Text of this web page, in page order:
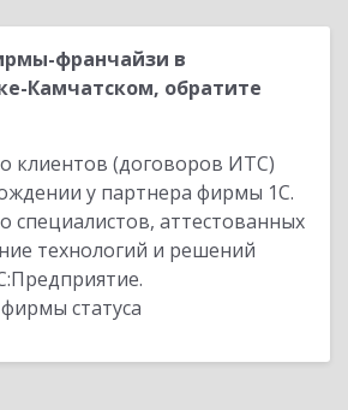
франчайзи в
Камчатском, обратите
клиентов (договоров ИТС)
у партнера фирмы 1С.
специалистов, аттестованных
технологий и решений
статуса